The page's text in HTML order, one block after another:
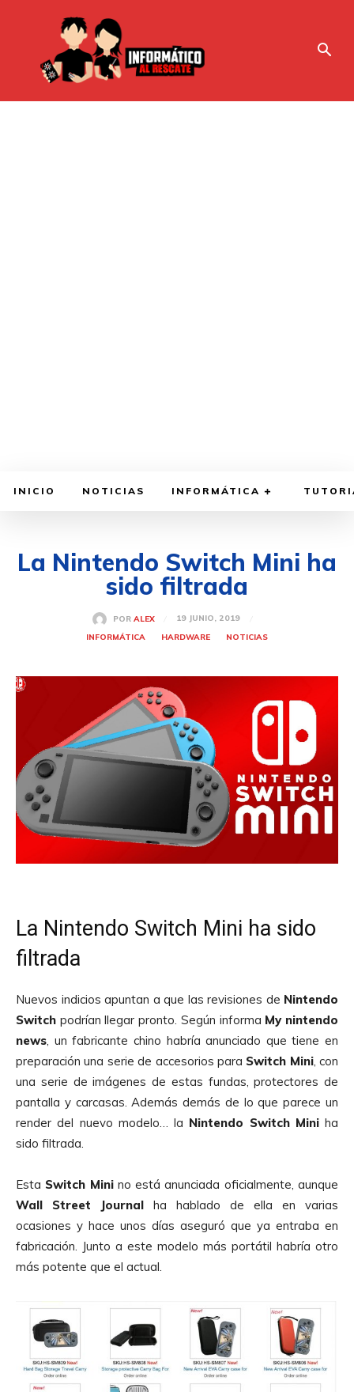
INICIO NOTICIAS INFORMÁTICA
La Nintendo Switch Mini ha
sido filtrada
POR ALEX
19 JUNIO, 2019
INFORMÁTICA
HARDWARE NOTICIAS
La Nintendo Switch Mini ha sido
filtrada
Nuevos indicios apuntan a que las revisiones de Nintendo
Switch podrían llegar pronto. Según informa My nintendo
news , un fabricante chino habría anunciado que tiene en
preparación una serie de accesorios para Switch Mini, con
una serie de imágenes de estas fundas, protectores de
pantalla y carcasas. Además demás de lo que parece un
render del nuevo modelo… la Nintendo Switch Miniha
sido filtrada.
Esta Switch Minino está anunciada oficialmente, aunque
Wall Street Journal ha hablado de ella en varias
ocasiones y hace unos días aseguró que ya entraba en
fabricación. Junto a este modelo más portátil habría otro
más potente que el actual.